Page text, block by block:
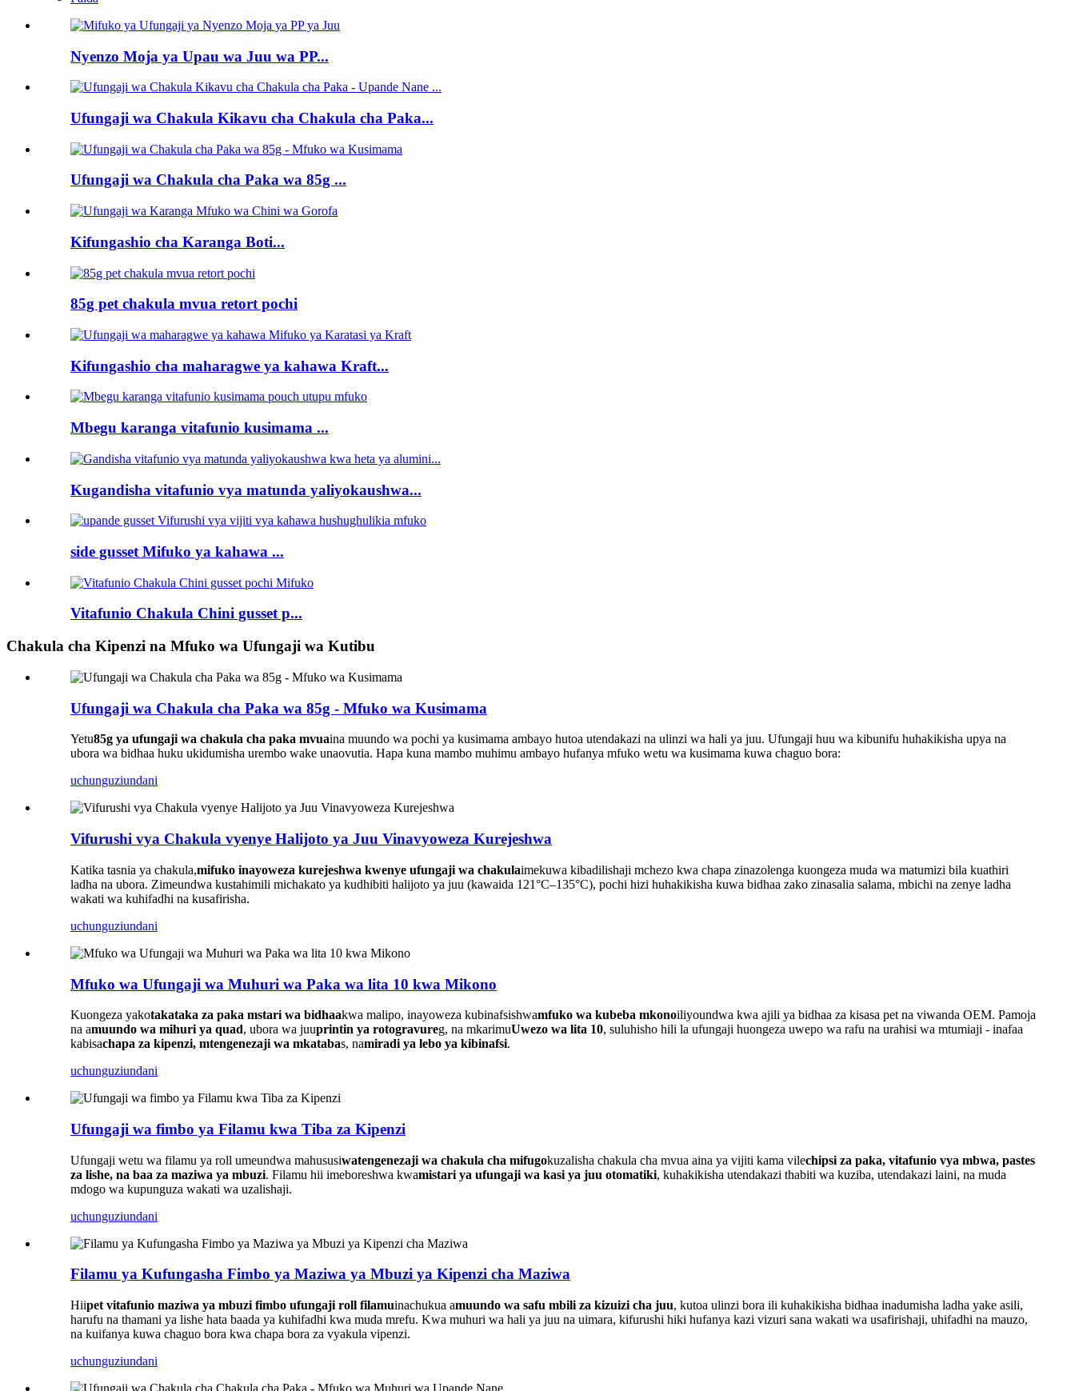
Nyenzo Moja ya Upau wa Juu wa PP...
Ufungaji wa Chakula Kikavu cha Chakula cha Paka...
Ufungaji wa Chakula cha Paka wa 85g ...
Kifungashio cha Karanga Boti...
85g pet chakula mvua retort pochi
Kifungashio cha maharagwe ya kahawa Kraft...
Mbegu karanga vitafunio kusimama ...
Kugandisha vitafunio vya matunda yaliyokaushwa...
side gusset Mifuko ya kahawa ...
Vitafunio Chakula Chini gusset p...
Chakula cha Kipenzi na Mfuko wa Ufungaji wa Kutibu
Ufungaji wa Chakula cha Paka wa 85g - Mfuko wa Kusimama
Yetu85g ya ufungaji wa chakula cha paka mvuaina muundo wa pochi ya kusimama ambayo hutoa utendakazi na ulinzi wa hali ya juu. Ufungaji huu wa kibunifu huhakikisha upya na
ubora wa bidhaa huku ukidumisha urembo wake unaovutia. Hapa kuna mambo muhimu ambayo hufanya mfuko wetu wa kusimama kuwa chaguo bora:
uchunguziundani
Vifurushi vya Chakula vyenye Halijoto ya Juu Vinavyoweza Kurejeshwa
Katika tasnia ya chakula,mifuko inayoweza kurejeshwa kwenye ufungaji wa chakulaimekuwa kibadilishaji mchezo kwa chapa zinazolenga kuongeza muda wa matumizi bila kuathiri
ladha na ubora. Zimeundwa kustahimili michakato ya kudhibiti halijoto ya juu (kawaida 121°C–135°C), pochi hizi huhakikisha kuwa bidhaa zako zinasalia salama, mbichi na zenye ladha
wakati wa kuhifadhi na kusafirisha.
uchunguziundani
Mfuko wa Ufungaji wa Muhuri wa Paka wa lita 10 kwa Mikono
Kuongeza yakotakataka za paka mstari wa bidhaakwa malipo, inayoweza kubinafsishwamfuko wa kubeba mkonoiliyoundwa kwa ajili ya bidhaa za kisasa pet na viwanda OEM. Pamoja
na amuundo wa mihuri ya quad, ubora wa juuprintin ya rotogravureg, na mkarimuUwezo wa lita 10, suluhisho hili la ufungaji huongeza uwepo wa rafu na urahisi wa mtumiaji - inafaa
kabisachapa za kipenzi, mtengenezaji wa mkatabas, namiradi ya lebo ya kibinafsi.
uchunguziundani
Ufungaji wa fimbo ya Filamu kwa Tiba za Kipenzi
Ufungaji wetu wa filamu ya roll umeundwa mahususiwatengenezaji wa chakula cha mifugokuzalisha chakula cha mvua aina ya vijiti kama vilechipsi za paka, vitafunio vya mbwa, pastes
za lishe, na baa za maziwa ya mbuzi. Filamu hii imeboreshwa kwamistari ya ufungaji wa kasi ya juu otomatiki, kuhakikisha utendakazi thabiti wa kuziba, utendakazi laini, na muda
mdogo wa kupunguza wakati wa uzalishaji.
uchunguziundani
Filamu ya Kufungasha Fimbo ya Maziwa ya Mbuzi ya Kipenzi cha Maziwa
Hiipet vitafunio maziwa ya mbuzi fimbo ufungaji roll filamuinachukua amuundo wa safu mbili za kizuizi cha juu, kutoa ulinzi bora ili kuhakikisha bidhaa inadumisha ladha yake asili,
harufu na thamani ya lishe hata baada ya kuhifadhi kwa muda mrefu. Kwa muhuri wa hali ya juu na uimara, kifurushi hiki hufanya kazi vizuri sana wakati wa usafirishaji, uhifadhi na mauzo,
na kuifanya kuwa chaguo bora kwa chapa bora za vyakula vipenzi.
uchunguziundani